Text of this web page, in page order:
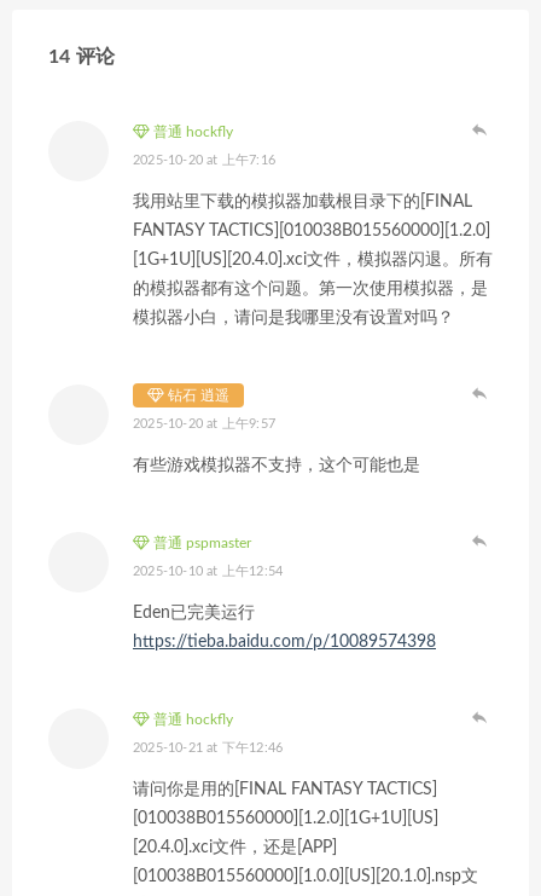
14 评论
普通 hockfly
2025-10-20 at 上午7:16
我用站里下载的模拟器加载根目录下的[FINAL
FANTASY TACTICS][010038B015560000][1.2.0]
[1G+1U][US][20.4.0].xci文件，模拟器闪退。所有
的模拟器都有这个问题。第一次使用模拟器，是
模拟器小白，请问是我哪里没有设置对吗？
钻石 逍遥
2025-10-20 at 上午9:57
有些游戏模拟器不支持，这个可能也是
普通 pspmaster
2025-10-10 at 上午12:54
Eden已完美运行
https://tieba.baidu.com/p/10089574398
普通 hockfly
2025-10-21 at 下午12:46
请问你是用的[FINAL FANTASY TACTICS]
[010038B015560000][1.2.0][1G+1U][US]
[20.4.0].xci文件，还是[APP]
[010038B015560000][1.0.0][US][20.1.0].nsp文